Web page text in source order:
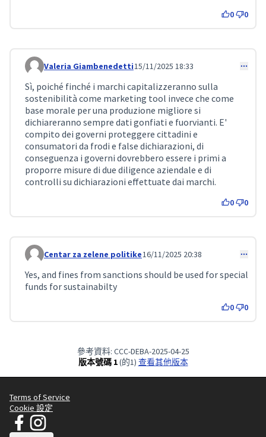
0 0
Comment 448
Valeria Giambenedetti15/11/2025 18:33
Sì, poiché finché i marchi capitalizzeranno sulla
sostenibilità come marketing tool invece che come
base morale per una produzione migliore si
dichiareranno sempre dati gonfiati e fuorvianti. E'
compito dei governi proteggere cittadini e
consumatori da frodi e false dichiarazioni, di
conseguenza i governi dovrebbero essere i primi a
proporre misure di due diligence aziendale e di
controlli su dichiarazioni effettuate dai marchi.
0 0
Comment 464
Centar za zelene politike16/11/2025 20:38
Yes, and fines from sanctions should be used for special
funds for sustainabilty
0 0
參考資料: CCC-DEBA-2025-04-25
版本號碼 1(的1) 查看其他版本
Terms of Service
Cookie 設定
JT Manifesto - Clean Clothes Campaign 在 Facebook
JT Manifesto - Clean Clothes Campaign 在 Instagram